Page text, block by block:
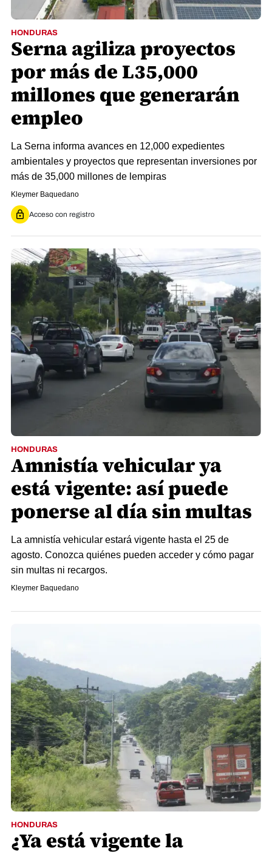
HONDURAS
Serna agiliza proyectos
por más de L35,000
millones que generarán
empleo
La Serna informa avances en 12,000 expedientes
ambientales y proyectos que representan inversiones por
más de 35,000 millones de lempiras
Kleymer Baquedano
Acceso con registro
HONDURAS
Amnistía vehicular ya
está vigente: así puede
ponerse al día sin multas
La amnistía vehicular estará vigente hasta el 25 de
agosto. Conozca quiénes pueden acceder y cómo pagar
sin multas ni recargos.
Kleymer Baquedano
HONDURAS
¿Ya está vigente la